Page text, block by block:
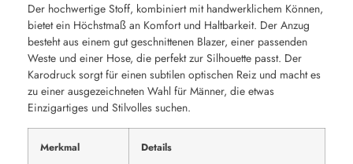
Der hochwertige Stoff, kombiniert mit handwerklichem Können,
bietet ein Höchstmaß an Komfort und Haltbarkeit. Der Anzug
besteht aus einem gut geschnittenen Blazer, einer passenden
Weste und einer Hose, die perfekt zur Silhouette passt. Der
Karodruck sorgt für einen subtilen optischen Reiz und macht es
zu einer ausgezeichneten Wahl für Männer, die etwas
Einzigartiges und Stilvolles suchen.
Merkmal Details